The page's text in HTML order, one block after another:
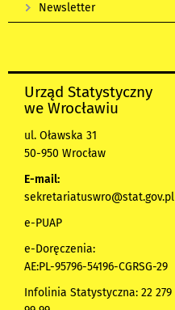
Newsletter
Urząd Statystyczny
we Wrocławiu
ul. Oławska 31
50-950 Wrocław
E-mail:
sekretariatuswro@stat.gov.pl
e-PUAP
e-Doręczenia:
AE:PL-95796-54196-CGRSG-29
Infolinia Statystyczna: 22 279